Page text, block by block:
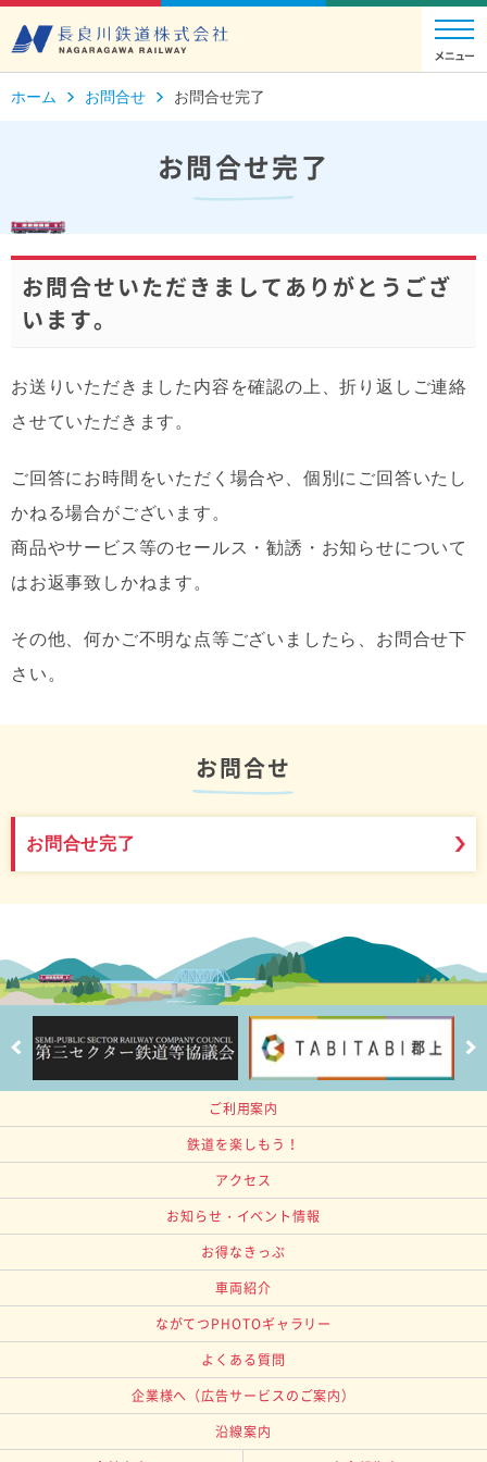
ホーム お問合せ お問合せ完了
お問合せ完了
お問合せいただきましてありがとうござ
います。
お送りいただきました内容を確認の上、折り返しご連絡
させていただきます。
ご回答にお時間をいただく場合や、個別にご回答いたし
かねる場合がございます。
商品やサービス等のセールス・勧誘・お知らせについて
はお返事致しかねます。
その他、何かご不明な点等ございましたら、お問合せ下
さい。
お問合せ
お問合せ完了
ご利用案内
鉄道を楽しもう！
アクセス
お知らせ・イベント情報
お得なきっぷ
車両紹介
ながてつPHOTOギャラリー
よくある質問
企業様へ （広告サービスのご案内）
沿線案内